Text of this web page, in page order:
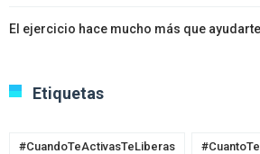
El ejercicio hace mucho más que
Etiquetas
#CuandoTeActivasTeLiberas